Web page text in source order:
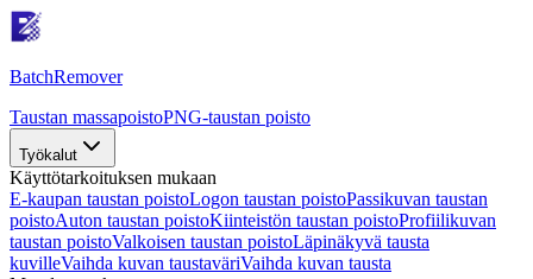
BatchRemover
Taustan massapoistoPNG-taustan poisto
Työkalut
Käyttötarkoituksen mukaan
E-kaupan taustan poistoLogon taustan poistoPassikuvan taustan
poistoAuton taustan poistoKiinteistön taustan poistoProfiilikuvan
taustan poistoValkoisen taustan poistoLäpinäkyvä tausta
kuvilleVaihda kuvan taustaväriVaihda kuvan tausta